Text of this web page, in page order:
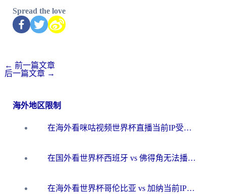
Spread the love
← 前一篇文章
后一篇文章 →
海外地区限制
在海外看咪咕视频世界杯直播当前IP受限制？这篇指南帮你搞定所有体育赛事观看难题
在国外看世界杯西班牙 vs 佛得角无法播放？这篇指南帮你解锁所有中文体育直播
在海外看世界杯哥伦比亚 vs 加纳当前IP受限制？这篇指南帮你流畅看中文解说赛事